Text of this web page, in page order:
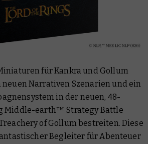
für Kankra und Gollum
Narrativen Szenarien und ein
in der neuen, 48-
Middle-earth™ Strategy Battle
of Gollum bestreiten. Diese
Begleiter für Abenteuer